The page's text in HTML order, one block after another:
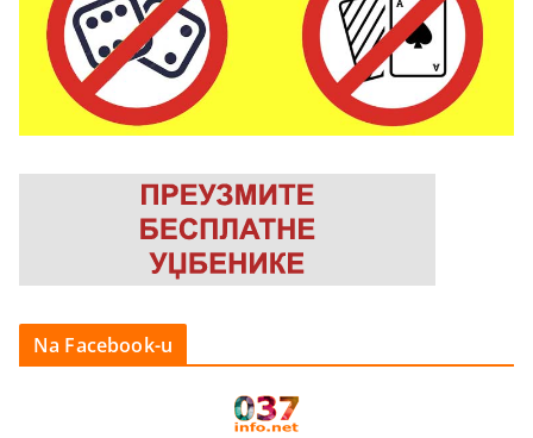
Na Facebook-u